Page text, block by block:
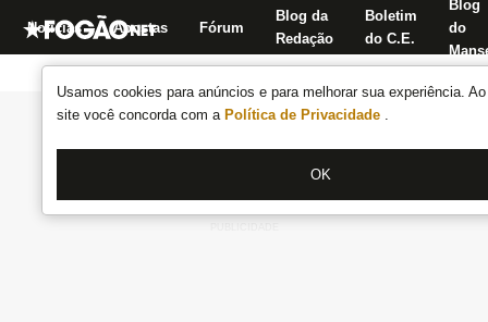
Usamos cookies para anúncios e para melhorar sua experiência.
site você concorda com a Política de Privacidade .
OK
Notícias Apostas Fórum
Blog da
Redação
Boletim
do C.E.
Blog
do